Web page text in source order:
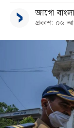
জাগো
প্রকাশ: ০৬